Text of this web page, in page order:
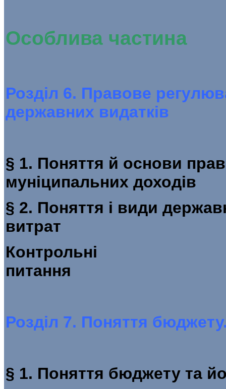
Особлива частина
Розділ 6. Правове
державних видатків
§ 1. Поняття й основи
§ 2. Поняття і види
витрат
Контрольні
Розділ 7. Поняття
§ 1. Поняття